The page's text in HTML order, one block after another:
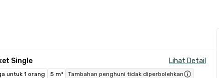
Single Lihat Detail
untuk 1 orang 5 m² Tambahan penghuni tidak diperbolehkan